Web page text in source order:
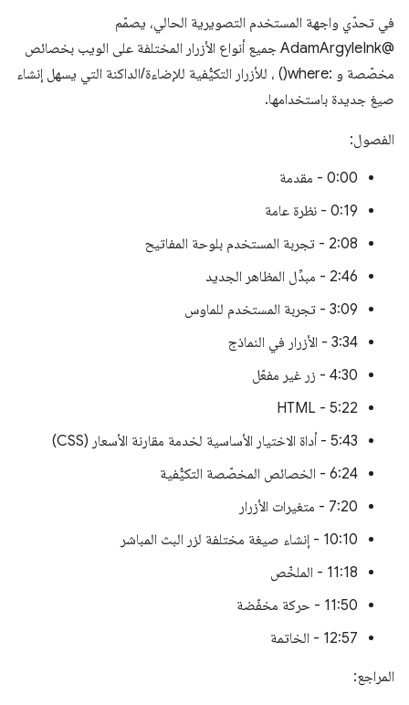
في تحدّي واجهة المستخدم التصويرية الحالي، يصمّم
@AdamArgyleInk جميع أنواع الأزرار المختلفة على الويب بخصائص
مخصّصة و :where() ، للأزرار التكيُّفية للإضاءة/الداكنة التي يسهل إنشاء
صيغ جديدة باستخدامها.
الفصول:
0:00 - مقدمة
0:19 - نظرة عامة
2:08 - تجربة المستخدم بلوحة المفاتيح
2:46 - مبدِّل المظاهر الجديد
3:09 - تجربة المستخدم للماوس
3:34 - الأزرار في النماذج
4:30 - زر غير مفعّل
5:22 - HTML
5:43 - أداة الاختيار الأساسية لخدمة مقارنة الأسعار (CSS)
6:24 - الخصائص المخصّصة التكيُّفية
7:20 - متغيرات الأزرار
10:10 - إنشاء صيغة مختلفة لزر البث المباشر
11:18 - الملخّص
11:50 - حركة مخفّضة
12:57 - الخاتمة
المراجع: